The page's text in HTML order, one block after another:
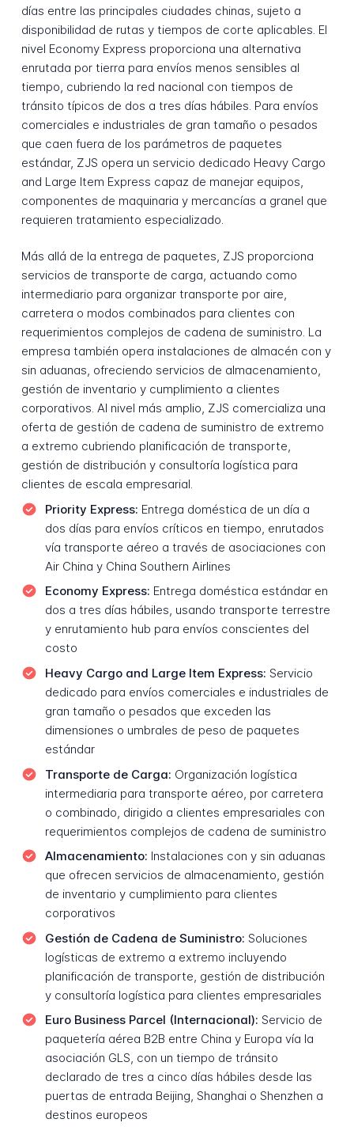
días entre las principales ciudades chinas, sujeto a
disponibilidad de rutas y tiempos de corte aplicables. El
nivel Economy Express proporciona una alternativa
enrutada por tierra para envíos menos sensibles al
tiempo, cubriendo la red nacional con tiempos de
tránsito típicos de dos a tres días hábiles. Para envíos
comerciales e industriales de gran tamaño o pesados
que caen fuera de los parámetros de paquetes
estándar, ZJS opera un servicio dedicado Heavy Cargo
and Large Item Express capaz de manejar equipos,
componentes de maquinaria y mercancías a granel que
requieren tratamiento especializado.
Más allá de la entrega de paquetes, ZJS proporciona
servicios de transporte de carga, actuando como
intermediario para organizar transporte por aire,
carretera o modos combinados para clientes con
requerimientos complejos de cadena de suministro. La
empresa también opera instalaciones de almacén con y
sin aduanas, ofreciendo servicios de almacenamiento,
gestión de inventario y cumplimiento a clientes
corporativos. Al nivel más amplio, ZJS comercializa una
oferta de gestión de cadena de suministro de extremo
a extremo cubriendo planificación de transporte,
gestión de distribución y consultoría logística para
clientes de escala empresarial.
Priority Express: Entrega doméstica de un día a
dos días para envíos críticos en tiempo, enrutados
vía transporte aéreo a través de asociaciones con
Air China y China Southern Airlines
Economy Express: Entrega doméstica estándar en
dos a tres días hábiles, usando transporte terrestre
y enrutamiento hub para envíos conscientes del
costo
Heavy Cargo and Large Item Express: Servicio
dedicado para envíos comerciales e industriales de
gran tamaño o pesados que exceden las
dimensiones o umbrales de peso de paquetes
estándar
Transporte de Carga: Organización logística
intermediaria para transporte aéreo, por carretera
o combinado, dirigido a clientes empresariales con
requerimientos complejos de cadena de suministro
Almacenamiento: Instalaciones con y sin aduanas
que ofrecen servicios de almacenamiento, gestión
de inventario y cumplimiento para clientes
corporativos
Gestión de Cadena de Suministro: Soluciones
logísticas de extremo a extremo incluyendo
planificación de transporte, gestión de distribución
y consultoría logística para clientes empresariales
Euro Business Parcel (Internacional): Servicio de
paquetería aérea B2B entre China y Europa vía la
asociación GLS, con un tiempo de tránsito
declarado de tres a cinco días hábiles desde las
puertas de entrada Beijing, Shanghai o Shenzhen a
destinos europeos